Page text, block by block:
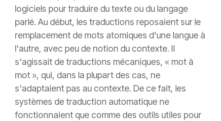
logiciels pour traduire du texte ou du langage
parlé. Au début, les traductions reposaient sur le
remplacement de mots atomiques d'une langue à
l'autre, avec peu de notion du contexte. Il
s'agissait de traductions mécaniques, « mot à
mot », qui, dans la plupart des cas, ne
s'adaptaient pas au contexte. De ce fait, les
systèmes de traduction automatique ne
fonctionnaient que comme des outils utiles pour